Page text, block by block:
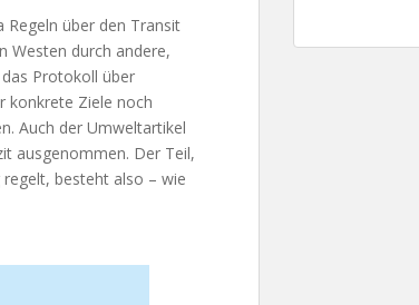
über den Transit
Westen durch andere,
Protokoll über
konkrete Ziele noch
Auch der Umweltartikel
ausgenommen. Der Teil,
besteht also – wie